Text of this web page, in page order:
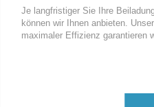
Je langfristiger Sie Ihre
können wir Ihnen anbieten.
maximaler Effizienz garantieren